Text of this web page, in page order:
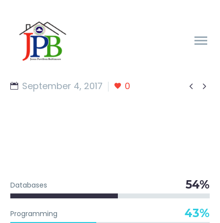
 
September 4, 2017 0
Databases 54%
Programming 43%